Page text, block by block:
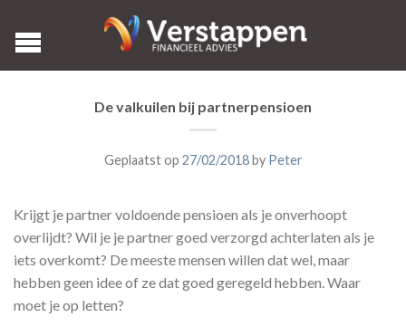
De valkuilen bij partnerpensioen
Geplaatst op 27/02/2018by Peter
Krijgt je partner voldoende pensioen als je onverhoopt
overlijdt? Wil je je partner goed verzorgd achterlaten als je
iets overkomt? De meeste mensen willen dat wel, maar
hebben geen idee of ze dat goed geregeld hebben. Waar
moet je op letten?